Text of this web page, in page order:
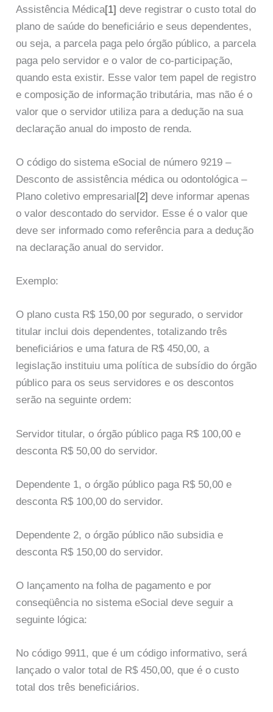
Assistência Médica[1] deve registrar o custo total do
plano de saúde do beneficiário e seus dependentes,
ou seja, a parcela paga pelo órgão público, a parcela
paga pelo servidor e o valor de co-participação,
quando esta existir. Esse valor tem papel de registro
e composição de informação tributária, mas não é o
valor que o servidor utiliza para a dedução na sua
declaração anual do imposto de renda.
O código do sistema eSocial de número 9219 –
Desconto de assistência médica ou odontológica –
Plano coletivo empresarial[2] deve informar apenas
o valor descontado do servidor. Esse é o valor que
deve ser informado como referência para a dedução
na declaração anual do servidor.
Exemplo:
O plano custa R$ 150,00 por segurado, o servidor
titular inclui dois dependentes, totalizando três
beneficiários e uma fatura de R$ 450,00, a
legislação instituiu uma política de subsídio do órgão
público para os seus servidores e os descontos
serão na seguinte ordem:
Servidor titular, o órgão público paga R$ 100,00 e
desconta R$ 50,00 do servidor.
Dependente 1, o órgão público paga R$ 50,00 e
desconta R$ 100,00 do servidor.
Dependente 2, o órgão público não subsidia e
desconta R$ 150,00 do servidor.
O lançamento na folha de pagamento e por
conseqüência no sistema eSocial deve seguir a
seguinte lógica:
No código 9911, que é um código informativo, será
lançado o valor total de R$ 450,00, que é o custo
total dos três beneficiários.